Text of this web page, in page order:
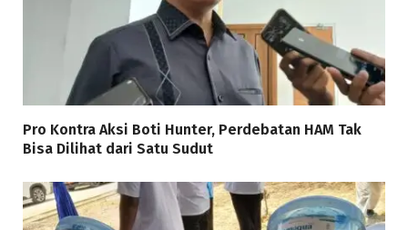
Pro Kontra Aksi Boti Hunter, Perdebatan HAM Tak
Bisa Dilihat dari Satu Sudut